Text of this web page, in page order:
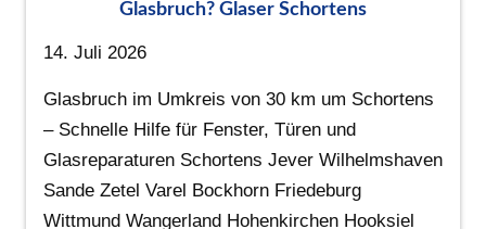
Glasbruch? Glaser Schortens
14. Juli 2026
Glasbruch im Umkreis von 30 km um Schortens
– Schnelle Hilfe für Fenster, Türen und
Glasreparaturen Schortens Jever Wilhelmshaven
Sande Zetel Varel Bockhorn Friedeburg
Wittmund Wangerland Hohenkirchen Hooksiel